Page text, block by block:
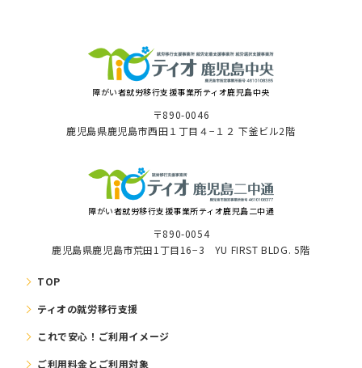
障がい者就労移⾏⽀援事業所ティオ⿅児島中央
〒890-0046
⿅児島県⿅児島市⻄⽥１丁⽬４−１２ 下釜ビル2階
障がい者就労移⾏⽀援事業所ティオ鹿児島二中通
〒890-0054
鹿児島県鹿児島市荒田1丁目16−3 YU FIRST BLDG. 5階
TOP
ティオの就労移⾏⽀援
これで安⼼！ご利⽤イメージ
ご利⽤料⾦とご利⽤対象